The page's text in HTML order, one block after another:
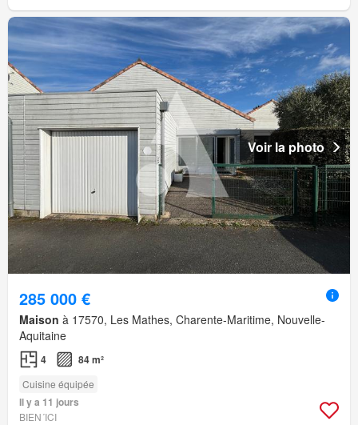
Voir la photo
285 000 €
Maison à 17570, Les Mathes, Charente-Maritime, Nouvelle-
Aquitaine
4 84 m²
Cuisine équipée
Il y a 11 jours
BIEN´ICI